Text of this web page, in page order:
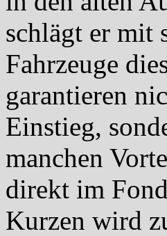
schlägt er mit
Fahrzeuge
garantieren
Einstieg,
manchen
direkt im
Kurzen wird